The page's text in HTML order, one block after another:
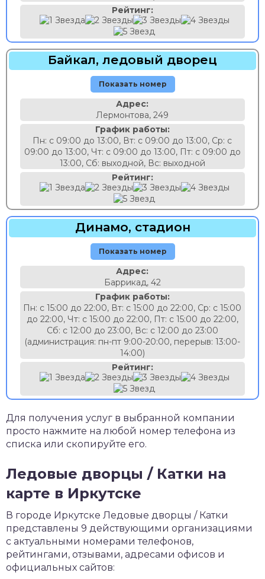
Рейтинг:
Байкал, ледовый дворец
Показать номер
Адрес:
Лермонтова, 249
График работы:
Пн: с 09:00 до 13:00, Вт: с 09:00 до 13:00, Ср: с
09:00 до 13:00, Чт: с 09:00 до 13:00, Пт: с 09:00 до
13:00, Сб: выходной, Вс: выходной
Рейтинг:
Динамо, стадион
Показать номер
Адрес:
Баррикад, 42
График работы:
Пн: с 15:00 до 22:00, Вт: с 15:00 до 22:00, Ср: с 15:00
до 22:00, Чт: с 15:00 до 22:00, Пт: с 15:00 до 22:00,
Сб: с 12:00 до 23:00, Вс: с 12:00 до 23:00
(администрация: пн-пт 9:00-20:00, перерыв: 13:00-
14:00)
Рейтинг:
Для получения услуг в выбранной компании
просто нажмите на любой номер телефона из
списка или скопируйте его.
Ледовые дворцы / Катки на
карте в Иркутске
В городе Иркутске Ледовые дворцы / Катки
представлены 9 действующими организациями
с актуальными номерами телефонов,
рейтингами, отзывами, адресами офисов и
официальных сайтов: